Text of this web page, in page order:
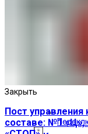
Закрыть
Пост
составе: №1 «Ц»,